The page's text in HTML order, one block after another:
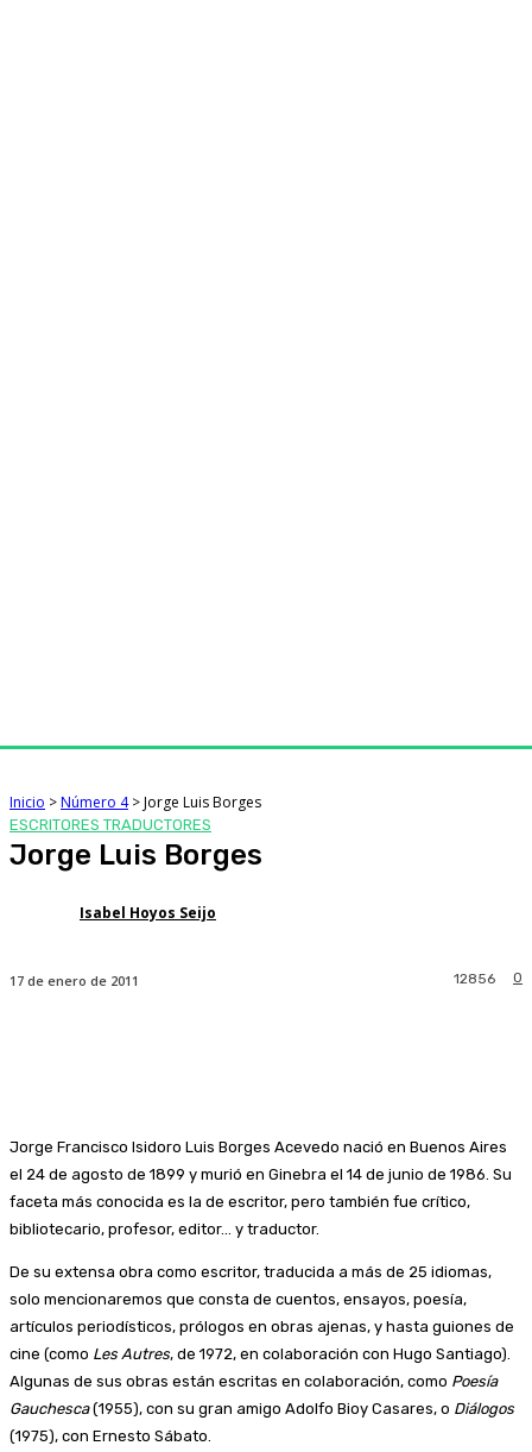
Inicio >Número 4>Jorge Luis Borges
ESCRITORES TRADUCTORES
Jorge Luis Borges
Isabel Hoyos Seijo
17 de enero de 2011 0
12856
Jorge Francisco Isidoro Luis Borges Acevedo nació en Buenos Aires
el 24 de agosto de 1899 y murió en Ginebra el 14 de junio de 1986. Su
faceta más conocida es la de escritor, pero también fue crítico,
bibliotecario, profesor, editor… y traductor.
De su extensa obra como escritor, traducida a más de 25 idiomas,
solo mencionaremos que consta de cuentos, ensayos, poesía,
artículos periodísticos, prólogos en obras ajenas, y hasta guiones de
cine (como Les Autres, de 1972, en colaboración con Hugo Santiago).
Algunas de sus obras están escritas en colaboración, como Poesía
Gauchesca(1955), con su gran amigo Adolfo Bioy Casares, o Diálogos
(1975), con Ernesto Sábato.